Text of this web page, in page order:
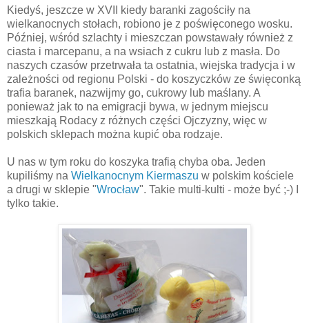
Kiedyś, jeszcze w XVII kiedy baranki zagościły na
wielkanocnych stołach, robiono je z poświęconego wosku.
Później, wśród szlachty i mieszczan powstawały również z
ciasta i marcepanu, a na wsiach z cukru lub z masła. Do
naszych czasów przetrwała ta ostatnia, wiejska tradycja i w
zależności od regionu Polski - do koszyczków ze święconką
trafia baranek, nazwijmy go, cukrowy lub maślany. A
ponieważ jak to na emigracji bywa, w jednym miejscu
mieszkają Rodacy z różnych części Ojczyzny, więc w
polskich sklepach można kupić oba rodzaje.
U nas w tym roku do koszyka trafią chyba oba. Jeden
kupiliśmy na Wielkanocnym Kiermaszu w polskim kościele
a drugi w sklepie "Wrocław". Takie multi-kulti - może być ;-) I
tylko takie.